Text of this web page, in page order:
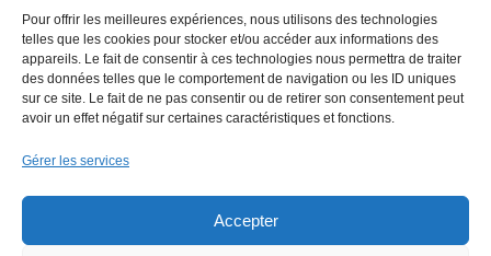
Pour offrir les meilleures expériences, nous utilisons des technologies
telles que les cookies pour stocker et/ou accéder aux informations des
appareils. Le fait de consentir à ces technologies nous permettra de traiter
des données telles que le comportement de navigation ou les ID uniques
sur ce site. Le fait de ne pas consentir ou de retirer son consentement peut
avoir un effet négatif sur certaines caractéristiques et fonctions.
Gérer les services
Accepter
Mentions légales
Pour aller plus loin :
Se syndiquer en ligne